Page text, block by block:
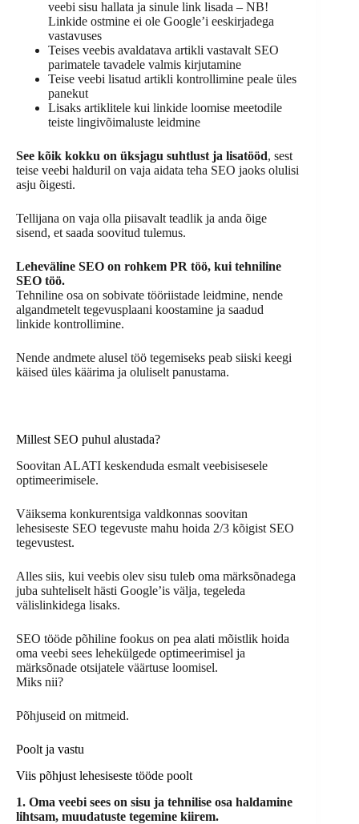
veebi sisu hallata ja sinule link lisada – NB!
Linkide ostmine ei ole Google’i eeskirjadega
vastavuses
Teises veebis avaldatava artikli vastavalt SEO
parimatele tavadele valmis kirjutamine
Teise veebi lisatud artikli kontrollimine peale üles
panekut
Lisaks artiklitele kui linkide loomise meetodile
teiste lingivõimaluste leidmine
See kõik kokku on üksjagu suhtlust ja lisatööd, sest
teise veebi halduril on vaja aidata teha SEO jaoks olulisi
asju õigesti.
Tellijana on vaja olla piisavalt teadlik ja anda õige
sisend, et saada soovitud tulemus.
Leheväline SEO on rohkem PR töö, kui tehniline
SEO töö.
Tehniline osa on sobivate tööriistade leidmine, nende
algandmetelt tegevusplaani koostamine ja saadud
linkide kontrollimine.
Nende andmete alusel töö tegemiseks peab siiski keegi
käised üles käärima ja oluliselt panustama.
Millest SEO puhul alustada?
Soovitan ALATI keskenduda esmalt veebisisesele
optimeerimisele.
Väiksema konkurentsiga valdkonnas soovitan
lehesiseste SEO tegevuste mahu hoida 2/3 kõigist SEO
tegevustest.
Alles siis, kui veebis olev sisu tuleb oma märksõnadega
juba suhteliselt hästi Google’is välja, tegeleda
välislinkidega lisaks.
SEO tööde põhiline fookus on pea alati mõistlik hoida
oma veebi sees lehekülgede optimeerimisel ja
märksõnade otsijatele väärtuse loomisel.
Miks nii?
Põhjuseid on mitmeid.
Poolt ja vastu
Viis põhjust lehesiseste tööde poolt
1. Oma veebi sees on sisu ja tehnilise osa haldamine
lihtsam, muudatuste tegemine kiirem.